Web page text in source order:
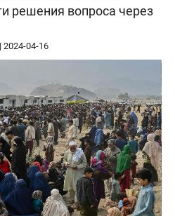
решения вопроса через
2024-04-16